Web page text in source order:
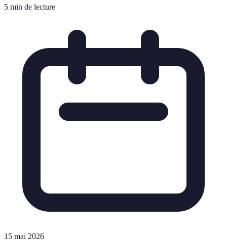
5 min de lecture
15 mai 2026